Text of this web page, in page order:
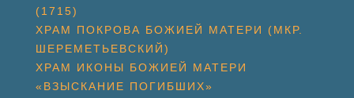
(1715)
ХРАМ ПОКРОВА БОЖИЕЙ МАТЕРИ (МКР.
ШЕРЕМЕТЬЕВСКИЙ)
ХРАМ ИКОНЫ БОЖИЕЙ МАТЕРИ
«ВЗЫСКАНИЕ ПОГИБШИХ»